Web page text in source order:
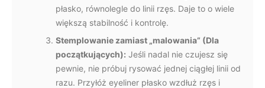
płasko, równolegle do linii rzęs. Daje to o wiele
większą stabilność i kontrolę.
Stemplowanie zamiast „malowania” (Dla
początkujących): Jeśli nadal nie czujesz się
pewnie, nie próbuj rysować jednej ciągłej linii od
razu. Przyłóż eyeliner płasko wzdłuż rzęs i